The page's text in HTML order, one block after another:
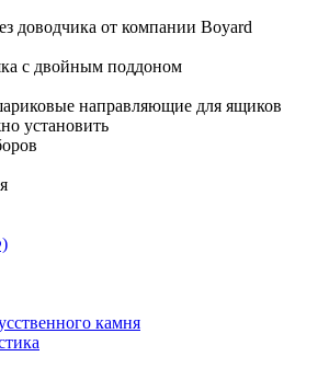
доводчика от компании Boyard
с двойным поддоном
направляющие для ящиков
установить
камня